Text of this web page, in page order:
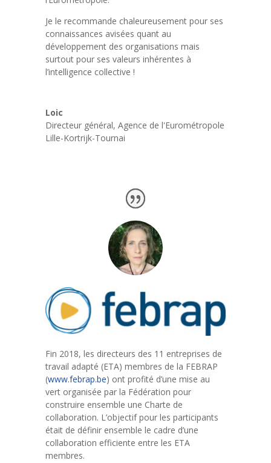
Je le recommande chaleureusement pour ses
connaissances avisées quant au
développement des organisations mais
surtout pour ses valeurs inhérentes à
l’intelligence collective !
Loic
Directeur général, Agence de l'Eurométropole
Lille-Kortrijk-Tournai
Fin 2018, les directeurs des 11 entreprises de
travail adapté (ETA) membres de la FEBRAP
(www.febrap.be) ont profité d’une mise au
vert organisée par la Fédération pour
construire ensemble une Charte de
collaboration. L’objectif pour les participants
était de définir ensemble le cadre d’une
collaboration efficiente entre les ETA
membres.